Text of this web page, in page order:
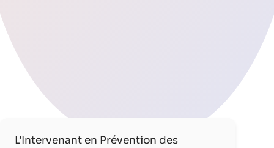
L’Intervenant en Prévention des